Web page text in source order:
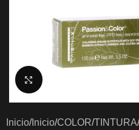
Clic para ampliar
Inicio Inicio COLOR TINTURA